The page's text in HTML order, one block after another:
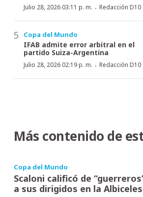
Julio 28, 2026 03:11 p. m. · Redacción D10
Copa del Mundo
IFAB admite error arbitral en el
partido Suiza-Argentina
Julio 28, 2026 02:19 p. m. · Redacción D10
Más contenido de
Copa del Mundo
Scaloni calificó de
a sus dirigidos en la